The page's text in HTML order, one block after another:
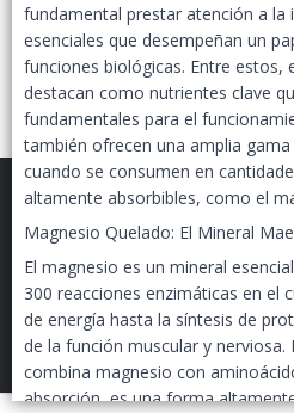
fundamental prestar atención a la
esenciales que desempeñan un
funciones biológicas. Entre estos,
destacan como nutrientes clave
fundamentales para el
también ofrecen una amplia
cuando se consumen en
altamente absorbibles, como el
Magnesio Quelado: El Mineral
El magnesio es un mineral
300 reacciones enzimáticas en el
de energía hasta la síntesis de
de la función muscular y nerviosa.
combina magnesio con
absorción, es una forma
EPIGENETIC LAB
Defensa de las y los
Botón de